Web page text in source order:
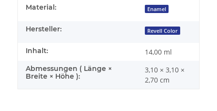
Material: Enamel
Hersteller: Revell Color
Inhalt: 14,00 ml
Abmessungen ( Länge ×
Breite × Höhe ):
3,10 × 3,10 ×
2,70 cm